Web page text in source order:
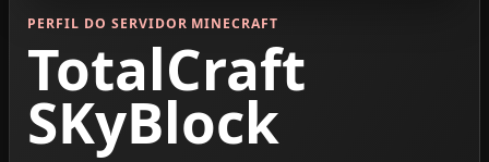
PERFIL DO SERVIDOR MINECRAFT
TotalCraft
SKyBlock